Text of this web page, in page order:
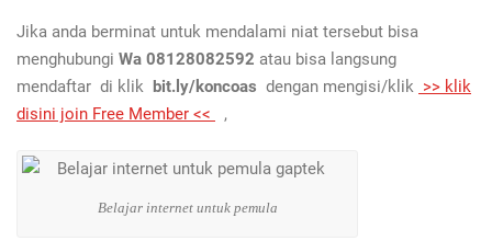
Jika anda berminat untuk mendalami niat tersebut bisa
menghubungi Wa 08128082592 atau bisa langsung
mendaftar di klik bit.ly/koncoas dengan mengisi/klik >> klik
disini join Free Member <<
,
Belajar internet untuk pemula